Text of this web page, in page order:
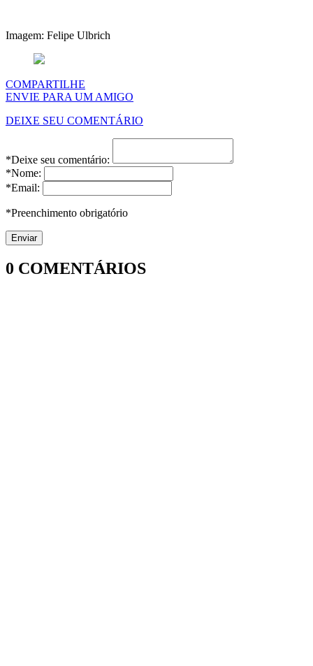
Imagem: Felipe Ulbrich
COMPARTILHE
ENVIE PARA UM AMIGO
DEIXE SEU COMENTÁRIO
*Deixe seu comentário:
*Nome:
*Email:
*Preenchimento obrigatório
0 COMENTÁRIOS